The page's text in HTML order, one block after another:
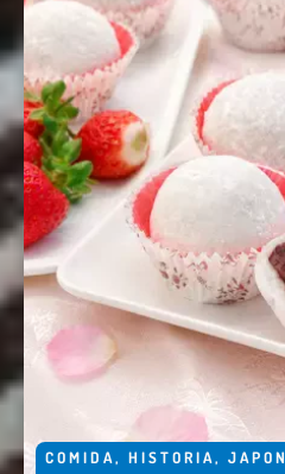
COMIDA, HISTORIA, JAPON